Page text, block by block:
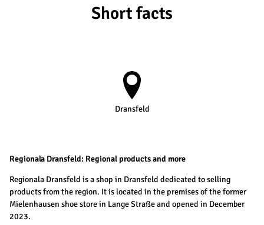
Short facts
Dransfeld
Regionala Dransfeld: Regional products and more
Regionala Dransfeld is a shop in Dransfeld dedicated to selling
products from the region. It is located in the premises of the former
Mielenhausen shoe store in Lange Straße and opened in December
2023.